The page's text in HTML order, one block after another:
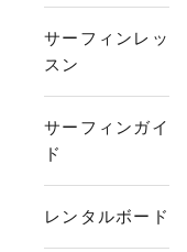
サーフィンレッ
スン
サーフィンガイ
ド
レンタルボード